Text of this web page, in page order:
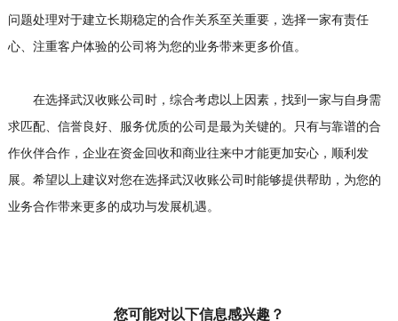
问题处理对于建立长期稳定的合作关系至关重要，选择一家有责任
心、注重客户体验的公司将为您的业务带来更多价值。
在选择武汉收账公司时，综合考虑以上因素，找到一家与自身需
求匹配、信誉良好、服务优质的公司是最为关键的。只有与靠谱的合
作伙伴合作，企业在资金回收和商业往来中才能更加安心，顺利发
展。希望以上建议对您在选择武汉收账公司时能够提供帮助，为您的
业务合作带来更多的成功与发展机遇。
您可能对以下信息感兴趣？